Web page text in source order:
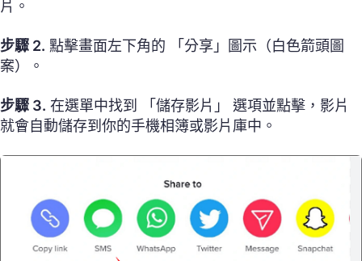
片。
步驟 2. 點擊畫面左下角的 「分享」圖示（白色箭頭圖
案）。
步驟 3. 在選單中找到 「儲存影片」 選項並點擊，影片
就會自動儲存到你的手機相簿或影片庫中。